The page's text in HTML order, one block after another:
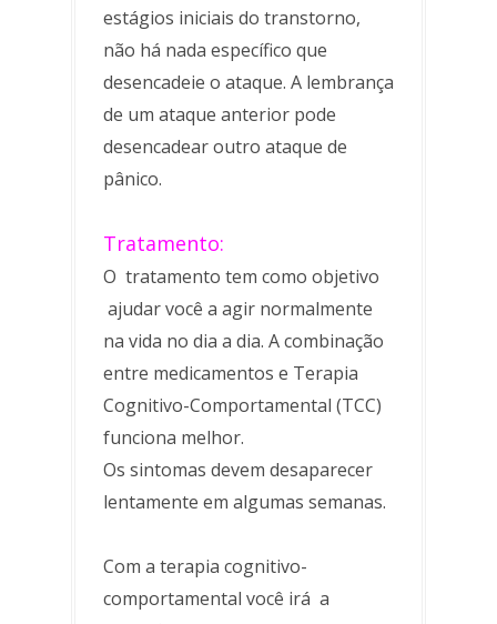
estágios iniciais do transtorno,
não há nada específico que
desencadeie o ataque. A lembrança
de um ataque anterior pode
desencadear outro ataque de
pânico.
Tratamento:
O tratamento tem como objetivo
ajudar você a agir normalmente
na vida no dia a dia. A combinação
entre medicamentos e Terapia
Cognitivo-Comportamental (TCC)
funciona melhor.
Os sintomas devem desaparecer
lentamente em algumas semanas.
Com a terapia cognitivo-
comportamental você irá a